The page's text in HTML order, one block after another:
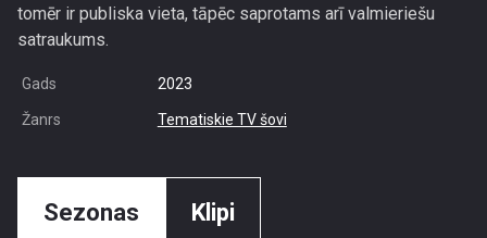
tomēr ir publiska vieta, tāpēc saprotams arī valmieriešu
satraukums.
Gads 2023
Žanrs Tematiskie TV šovi
Sezonas Klipi